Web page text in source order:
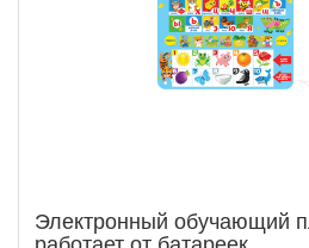
Электронный обучающий